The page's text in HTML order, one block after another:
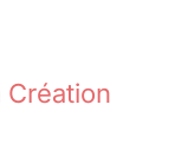
Création